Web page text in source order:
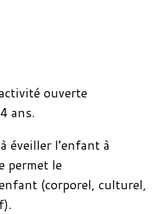
ouverte
ans.
éveiller l’enfant à
permet le
(corporel, culturel,